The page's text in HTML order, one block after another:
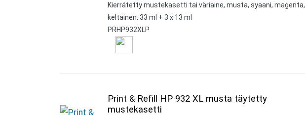
Kierrätetty mustekasetti tai väriaine, musta, syaani, magenta,
keltainen, 33 ml + 3 x 13 ml
PRHP932XLP
Print & Refill HP 932 XL musta täytetty
mustekasetti